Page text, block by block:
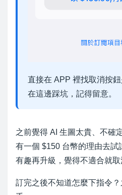
直接在 APP 裡找取消按
在這邊踩坑，記得留意。
之前覺得 AI 生圖太貴、不
有一個 $150 台幣的理由去
有趣再升級，覺得不適合就取
訂完之後不知道怎麼下指令